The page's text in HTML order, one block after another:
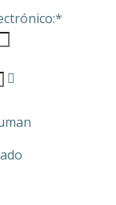
*